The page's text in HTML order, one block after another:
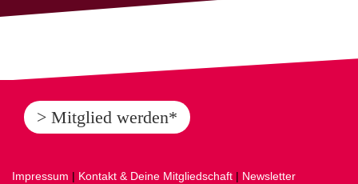
> Mitglied werden*
Impressum | Kontakt & Deine Mitgliedschaft | Newsletter